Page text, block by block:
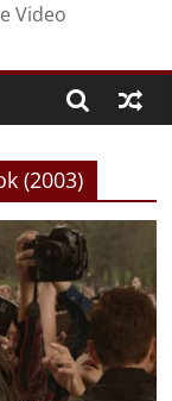
Video
(2003)